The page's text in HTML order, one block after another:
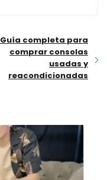
Guía completa para
comprar consolas
usadas y
reacondicionadas